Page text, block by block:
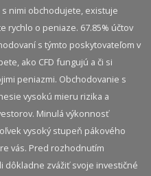
s nimi obchodujete, existuje
rychlo o peniaze. 67.85% účtov
s týmto poskytovateľom v
ako CFD fungujú a či si
peniazmi. Obchodovanie s
vysokú mieru rizika a
Minulá výkonnosť
vysoký stupeň pákového
vás. Pred rozhodnutím
dôkladne zvážiť svoje investičné